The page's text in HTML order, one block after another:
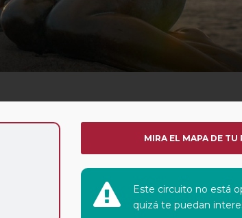
MIRA EL MAPA DE TU
Este circuito no está
quizá te puedan